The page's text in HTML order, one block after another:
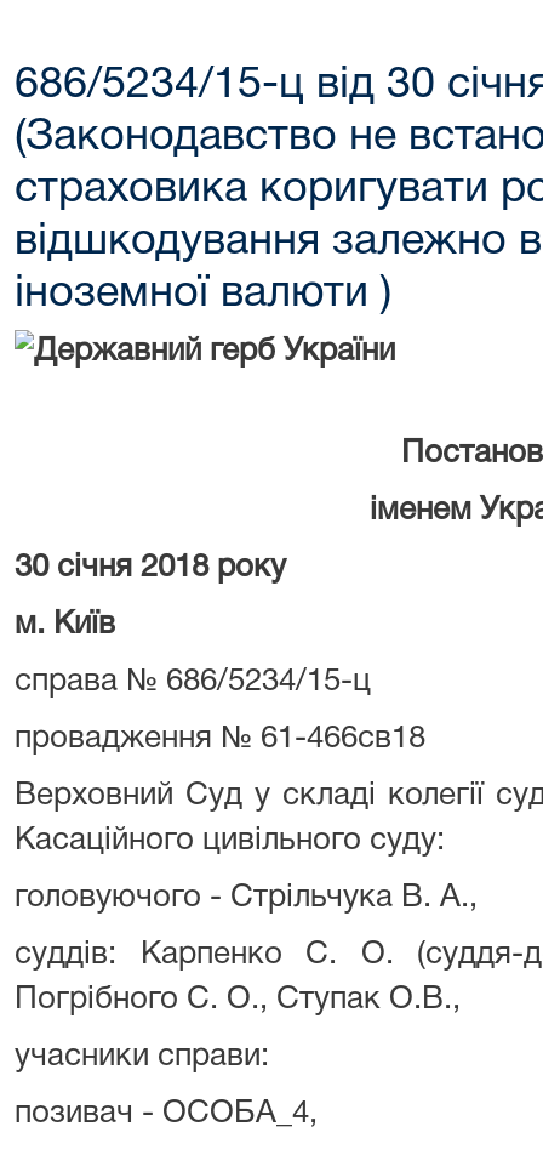
686/5234/15-ц від 30
(Законодавство не
страховика коригувати
відшкодування залежно
іноземної валюти )
іменем
30 січня 2018 року
м. Київ
справа № 686/5234/15-ц
провадження № 61-466св18
Верховний Суд у складі колегії
Касаційного цивільного суду:
головуючого - Стрільчука В. А.,
суддів: Карпенко С. О. (суддя-
Погрібного С. О., Ступак О.В.,
учасники справи:
позивач - ОСОБА_4,